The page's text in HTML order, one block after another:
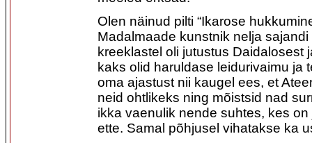
Olen näinud pilti “Ikarose
Madalmaade kunstnik nelja
kreeklastel oli jutustus Daidalosest
kaks olid haruldase leidurivaimu ja
oma ajastust nii kaugel ees, et
neid ohtlikeks ning mõistsid nad
ikka vaenulik nende suhtes, kes
ette. Samal põhjusel vihatakse ka